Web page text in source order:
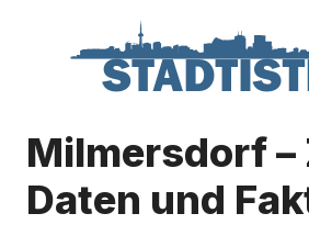
Milmersdorf –
Daten und